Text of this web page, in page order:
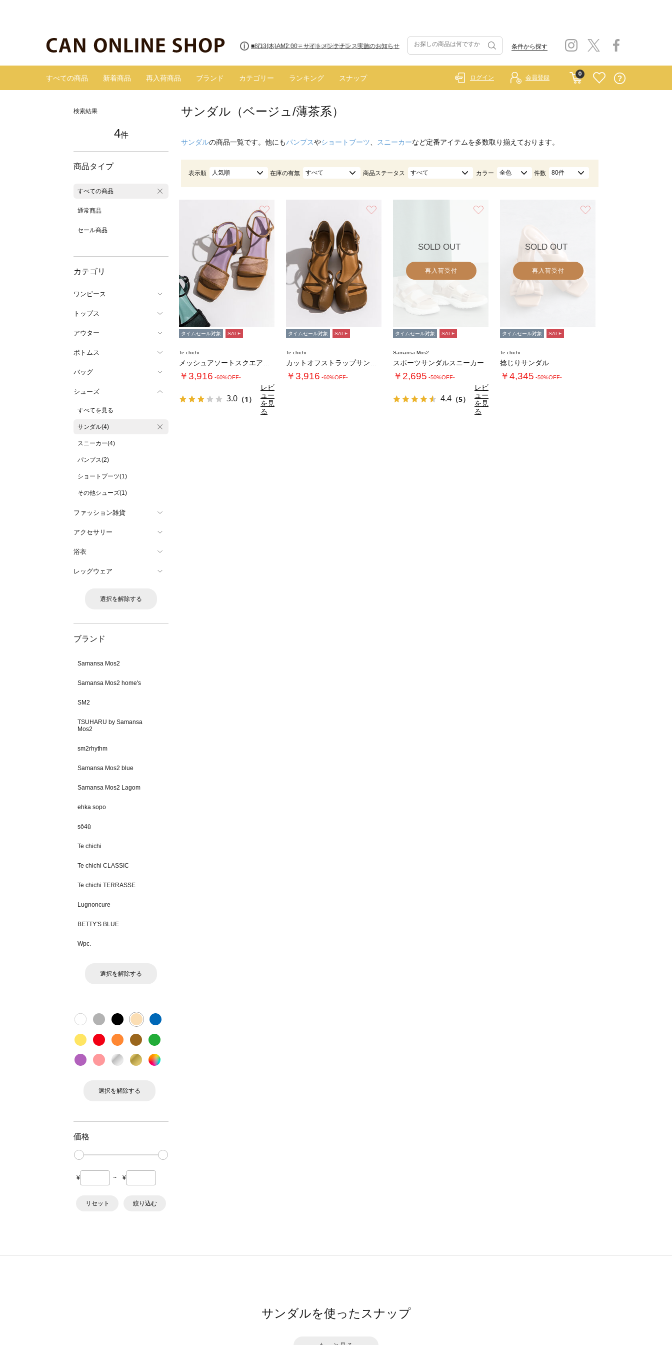
■8/13(木)AM2:00～サイトメンテナンス実施のお知らせ 条件から探す
すべての商品 新着商品 再入荷商品 ブランド カテゴリー ランキング スナップ
0
ログイン 会員登録
検索結果
4件
商品タイプ
すべての商品
通常商品
セール商品
カテゴリ
ワンピース
トップス
アウター
ボトムス
バッグ
シューズ
すべてを見る
サンダル(4)
スニーカー(4)
パンプス(2)
ショートブーツ(1)
その他シューズ(1)
ファッション雑貨
アクセサリー
浴衣
レッグウェア
選択を解除する
ブランド
Samansa Mos2
Samansa Mos2 home's
SM2
TSUHARU by Samansa
Mos2
sm2rhythm
Samansa Mos2 blue
Samansa Mos2 Lagom
ehka sopo
sō4ū
Te chichi
Te chichi CLASSIC
Te chichi TERRASSE
Lugnoncure
BETTY'S BLUE
Wpc.
選択を解除する
選択を解除する
価格
¥ ~ ¥
リセット 絞り込む
サンダル（ベージュ/薄茶系）
サンダルの商品一覧です。他にもパンプスやショートブーツ スニーカーなど定番アイテムを多数取り揃えております。
表示順 人気順 在庫の有無 すべて 商品ステータス すべて カラー 全色 件数 80件
タイムセール対象 SALE
Te chichi
￥3,916 -60%OFF-
3.0 （1）
レビ
ュー
を見
る
タイムセール対象 SALE
Te chichi
￥3,916 -60%OFF-
SOLD OUT
再入荷受付
タイムセール対象 SALE
Samansa Mos2
スポーツサンダルスニーカー
￥2,695 -50%OFF-
4.4 （5）
レビ
ュー
を見
る
SOLD OUT
再入荷受付
タイムセール対象 SALE
Te chichi
捻じりサンダル
￥4,345 -50%OFF-
サンダルを使ったスナップ